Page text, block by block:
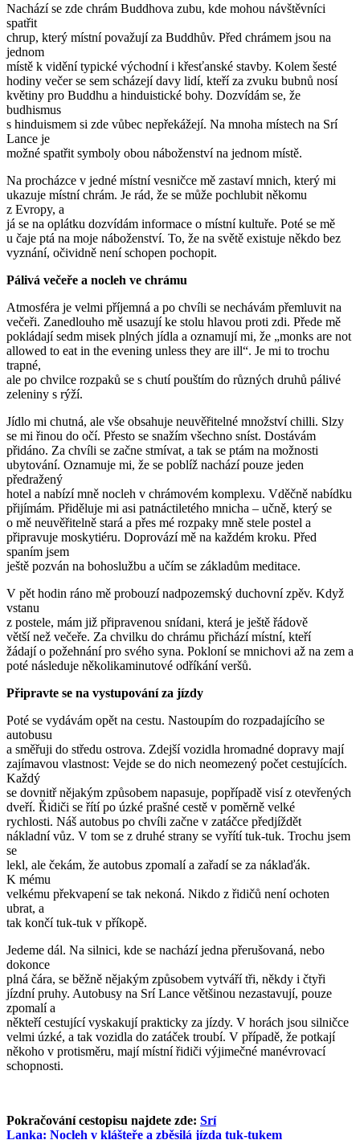
Nachází se zde chrám Buddhova zubu, kde mohou návštěvníci
spatřit
chrup, který místní považují za Buddhův. Před chrámem jsou na
jednom
místě k vidění typické východní i křesťanské stavby. Kolem šesté
hodiny večer se sem scházejí davy lidí, kteří za zvuku bubnů nosí
květiny pro Buddhu a hinduistické bohy. Dozvídám se, že
budhismus
s hinduismem si zde vůbec nepřekážejí. Na mnoha místech na Srí
Lance je
možné spatřit symboly obou náboženství na jednom místě.
Na procházce v jedné místní vesničce mě zastaví mnich, který mi
ukazuje místní chrám. Je rád, že se může pochlubit někomu
z Evropy, a
já se na oplátku dozvídám informace o místní kultuře. Poté se mě
u čaje ptá na moje náboženství. To, že na světě existuje někdo bez
vyznání, očividně není schopen pochopit.
Pálivá večeře a nocleh ve chrámu
Atmosféra je velmi příjemná a po chvíli se nechávám přemluvit na
večeři. Zanedlouho mě usazují ke stolu hlavou proti zdi. Přede mě
pokládají sedm misek plných jídla a oznamují mi, že „monks are not
allowed to eat in the evening unless they are ill“. Je mi to trochu
trapné,
ale po chvilce rozpaků se s chutí pouštím do různých druhů pálivé
zeleniny s rýží.
Jídlo mi chutná, ale vše obsahuje neuvěřitelné množství chilli. Slzy
se mi řinou do očí. Přesto se snažím všechno sníst. Dostávám
přidáno. Za chvíli se začne stmívat, a tak se ptám na možnosti
ubytování. Oznamuje mi, že se poblíž nachází pouze jeden
předražený
hotel a nabízí mně nocleh v chrámovém komplexu. Vděčně nabídku
přijímám. Přiděluje mi asi patnáctiletého mnicha – učně, který se
o mě neuvěřitelně stará a přes mé rozpaky mně stele postel a
připravuje moskytiéru. Doprovází mě na každém kroku. Před
spaním jsem
ještě pozván na bohoslužbu a učím se základům meditace.
V pět hodin ráno mě probouzí nadpozemský duchovní zpěv. Když
vstanu
z postele, mám již připravenou snídani, která je ještě řádově
větší než večeře. Za chvilku do chrámu přichází místní, kteří
žádají o požehnání pro svého syna. Pokloní se mnichovi až na zem a
poté následuje několikaminutové odříkání veršů.
Připravte se na vystupování za jízdy
Poté se vydávám opět na cestu. Nastoupím do rozpadajícího se
autobusu
a směřuji do středu ostrova. Zdejší vozidla hromadné dopravy mají
zajímavou vlastnost: Vejde se do nich neomezený počet cestujících.
Každý
se dovnitř nějakým způsobem napasuje, popřípadě visí z otevřených
dveří. Řidiči se řítí po úzké prašné cestě v poměrně velké
rychlosti. Náš autobus po chvíli začne v zatáčce předjíždět
nákladní vůz. V tom se z druhé strany se vyřítí tuk-tuk. Trochu jsem
se
lekl, ale čekám, že autobus zpomalí a zařadí se za náklaďák.
K mému
velkému překvapení se tak nekoná. Nikdo z řidičů není ochoten
ubrat, a
tak končí tuk-tuk v příkopě.
Jedeme dál. Na silnici, kde se nachází jedna přerušovaná, nebo
dokonce
plná čára, se běžně nějakým způsobem vytváří tři, někdy i čtyři
jízdní pruhy. Autobusy na Srí Lance většinou nezastavují, pouze
zpomalí a
někteří cestující vyskakují prakticky za jízdy. V horách jsou silničce
velmi úzké, a tak vozidla do zatáček troubí. V případě, že potkají
někoho v protisměru, mají místní řidiči výjimečné manévrovací
schopnosti.
Pokračování cestopisu najdete zde: Srí
Lanka: Nocleh v klášteře a zběsilá jízda tuk-tukem